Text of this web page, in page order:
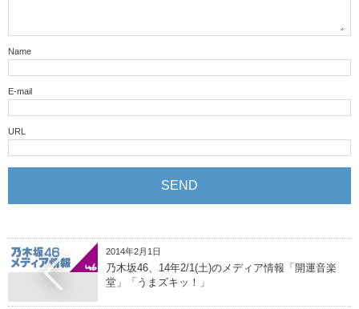
Name
E-mail
URL
2014年2月1日
乃木坂46、14年2/1(土)のメディア情報「開運音楽
堂」「うまズキッ！」